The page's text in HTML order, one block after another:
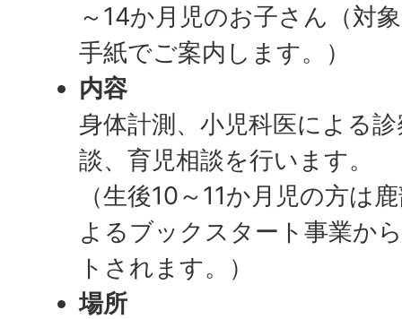
～14か月児のお子さん（対
手紙でご案内します。）
内容
身体計測、小児科医による
談、育児相談を行います。
（生後10～11か月児の方は
よるブックスタート事業か
トされます。）
場所